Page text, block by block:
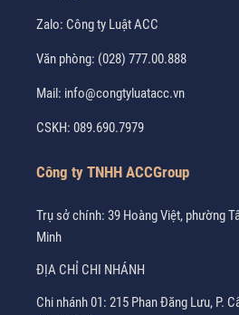
Zalo: Công ty Luật ACC
Văn phòng: (028) 777.00.888
Mail: info@congtyluatacc.vn
CSKH: 089.690.7979
Công ty TNHH ACCGroup
Trụ sở chính: 39 Hoàng Việt, phường
Minh
ĐỊA CHỈ CHI NHÁNH
Chi nhánh 01: 215 Phan Đăng Lưu, P.